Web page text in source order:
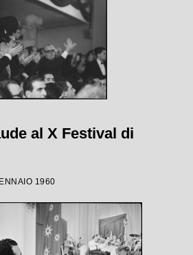
al X Festival di
1960